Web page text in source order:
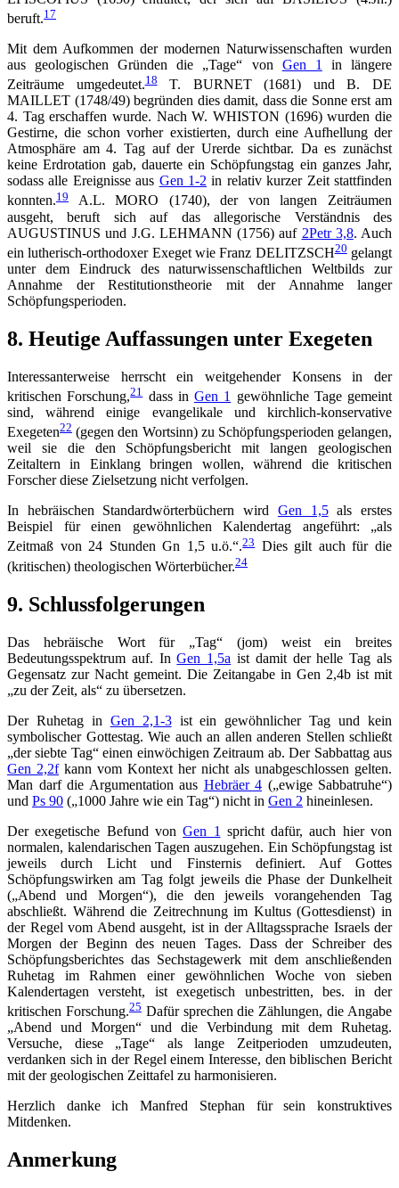
beruft.17
Mit dem Aufkommen der modernen Naturwissenschaften wurden
aus geologischen Gründen die „Tage“ von Gen 1
in längere
Zeiträume umgedeutet.18T. BURNET (1681) und B. DE
MAILLET (1748/49) begründen dies damit, dass die Sonne erst am
4. Tag erschaffen wurde. Nach W. WHISTON (1696) wurden die
Gestirne, die schon vorher existierten, durch eine Aufhellung der
Atmosphäre am 4. Tag auf der Urerde sichtbar. Da es zunächst
keine Erdrotation gab, dauerte ein Schöpfungstag ein ganzes Jahr,
sodass alle Ereignisse aus Gen 1-2 in relativ kurzer Zeit stattfinden
konnten.19
A.L. MORO (1740), der von langen Zeiträumen
ausgeht, beruft sich auf das allegorische Verständnis des
AUGUSTINUS und J.G. LEHMANN (1756) auf 2Petr 3,8. Auch
ein lutherisch-orthodoxer Exeget wie Franz DELITZSCH20gelangt
unter dem Eindruck des naturwissenschaftlichen Weltbilds zur
Annahme der Restitutionstheorie mit der Annahme langer
Schöpfungsperioden.
8. Heutige Auffassungen unter Exegeten
Interessanterweise herrscht ein weitgehender Konsens in der
kritischen Forschung,21 dass in Gen 1
gewöhnliche Tage gemeint
sind, während einige evangelikale und kirchlich-konservative
Exegeten22 (gegen den Wortsinn) zu Schöpfungsperioden gelangen,
weil sie die den Schöpfungsbericht mit langen geologischen
Zeitaltern in Einklang bringen wollen, während die kritischen
Forscher diese Zielsetzung nicht verfolgen.
In hebräischen Standardwörterbüchern wird Gen 1,5als erstes
Beispiel für einen gewöhnlichen Kalendertag angeführt: „als
Zeitmaß von 24 Stunden Gn 1,5 u.ö.“.23Dies gilt auch für die
(kritischen) theologischen Wörterbücher.24
9. Schlussfolgerungen
Das hebräische Wort für „Tag“ (jom) weist ein breites
Bedeutungsspektrum auf. InGen 1,5a ist damit der helle Tag als
Gegensatz zur Nacht gemeint. Die Zeitangabe in Gen 2,4b ist mit
„zu der Zeit, als“ zu übersetzen.
Der Ruhetag in Gen 2,1-3ist ein gewöhnlicher Tag und kein
symbolischer Gottestag. Wie auch an allen anderen Stellen schließt
„der siebte Tag“ einen einwöchigen Zeitraum ab. Der Sabbattag aus
Gen 2,2fkann vom Kontext her nicht als unabgeschlossen gelten.
Man darf die Argumentation aus Hebräer 4 („ewige Sabbatruhe“)
und Ps 90 („1000 Jahre wie ein Tag“) nicht in Gen 2 hineinlesen.
Der exegetische Befund vonGen 1 spricht dafür, auch hier von
normalen, kalendarischen Tagen auszugehen. Ein Schöpfungstag ist
jeweils durch Licht und Finsternis definiert. Auf Gottes
Schöpfungswirken am Tag folgt jeweils die Phase der Dunkelheit
(„Abend und Morgen“), die den jeweils vorangehenden Tag
abschließt. Während die Zeitrechnung im Kultus (Gottesdienst) in
der Regel vom Abend ausgeht, ist in der Alltagssprache Israels der
Morgen der Beginn des neuen Tages. Dass der Schreiber des
Schöpfungsberichtes das Sechstagewerk mit dem anschließenden
Ruhetag im Rahmen einer gewöhnlichen Woche von sieben
Kalendertagen versteht, ist exegetisch unbestritten, bes. in der
kritischen Forschung.25Dafür sprechen die Zählungen, die Angabe
„Abend und Morgen“ und die Verbindung mit dem Ruhetag.
Versuche, diese „Tage“ als lange Zeitperioden umzudeuten,
verdanken sich in der Regel einem Interesse, den biblischen Bericht
mit der geologischen Zeittafel zu harmonisieren.
Herzlich danke ich Manfred Stephan für sein konstruktives
Mitdenken.
Anmerkung